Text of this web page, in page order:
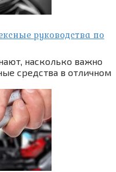
руководства по
насколько важно
средства в отличном